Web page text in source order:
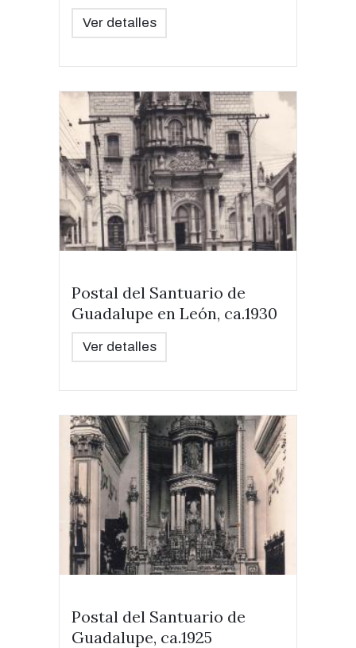
Ver detalles
Postal del Santuario de
Guadalupe en León, ca.1930
Ver detalles
Postal del Santuario de
Guadalupe, ca.1925